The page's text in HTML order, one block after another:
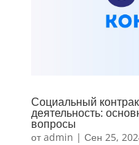
Социальный
деятельность:
вопросы
отadmin | Сен 25,